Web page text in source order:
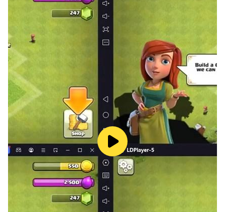
- Tari pertempuran
- Tari mumi
- Emosi Booyah
Anda hanya perlu satu sentuhan untuk mendapatkan
semua emote dan tarian baru.
Kami akan memperbarui emote dan tarian baru
secara teratur di aplikasi ini.